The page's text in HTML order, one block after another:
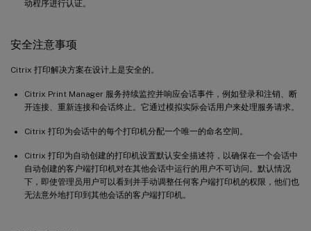
动程序进行认证。
安全注意事项
Citrix 打印解决方案在设计上是安全的。
Citrix Print Manager 服务持续监控并响应会话事件，例如登录和注销、断
开连接、重新连接和会话终止。它通过模拟实际会话用户来处理服务请求。
Citrix 打印为会话中的每个打印机分配一个唯一的命名空间。
Citrix 打印为自动创建的打印机设置默认安全描述符，以确保在一个会话中
自动创建的客户端打印机对在其他会话中运行的用户不可访问。默认情况
下，即使管理员用户可以看到并手动调整任何客户端打印机的权限，他们也
无法意外地打印到其他会话的客户端打印机。